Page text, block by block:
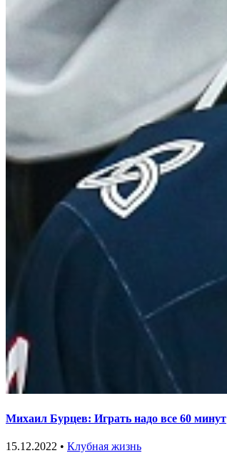
Михаил Бурцев: Играть надо все 60 минут
15.12.2022 • Клубная жизнь